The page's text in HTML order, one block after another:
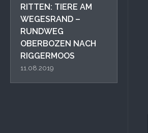
RITTEN: TIERE AM
WEGESRAND –
RUNDWEG
OBERBOZEN NACH
RIGGERMOOS
11.08.2019